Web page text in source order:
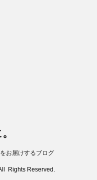
お届けするブログ
Rights Reserved.